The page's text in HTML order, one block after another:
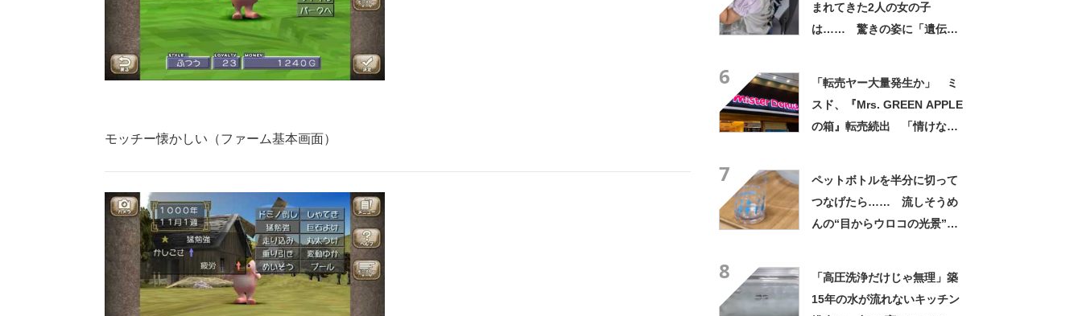
モッチー懐かしい（ファーム基本画面）
まれてきた2人の女の子
は…… 驚きの姿に「遺伝っ
6
「転売ヤー大量発生か」 ミ
スド、『Mrs. GREEN APPLE
の箱』転売続出 「情けない
7
ペットボトルを半分に切って
つなげたら…… 流しそうめ
んの“目からウロコの光景”に
8
「高圧洗浄だけじゃ無理」築
15年の水が流れないキッチン